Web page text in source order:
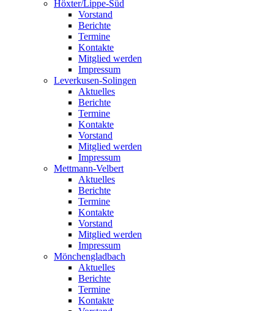
Höxter/Lippe-Süd
Vorstand
Berichte
Termine
Kontakte
Mitglied werden
Impressum
Leverkusen-Solingen
Aktuelles
Berichte
Termine
Kontakte
Vorstand
Mitglied werden
Impressum
Mettmann-Velbert
Aktuelles
Berichte
Termine
Kontakte
Vorstand
Mitglied werden
Impressum
Mönchengladbach
Aktuelles
Berichte
Termine
Kontakte